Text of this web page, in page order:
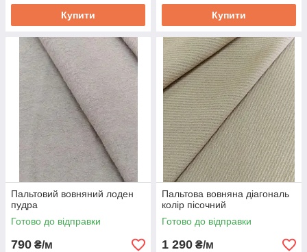
Купити Купити
Пальтовий вовняний лоден
пудра
Готово до відправки
790 ₴/м
Пальтова вовняна діагональ
колір пісочний
Готово до відправки
1 290 ₴/м